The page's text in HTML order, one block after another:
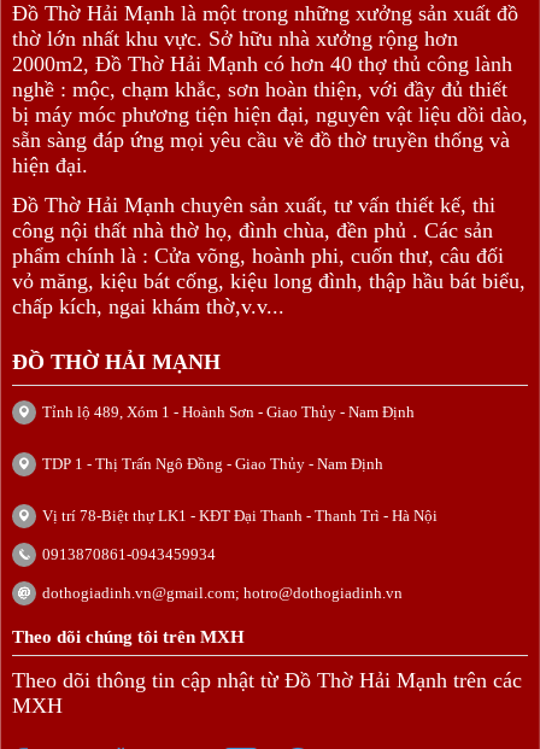
Đồ Thờ Hải Mạnh là một trong những xưởng sản xuất đồ
thờ lớn nhất khu vực. Sở hữu nhà xưởng rộng hơn
2000m2, Đồ Thờ Hải Mạnh có hơn 40 thợ thủ công lành
nghề : mộc, chạm khắc, sơn hoàn thiện, với đầy đủ thiết
bị máy móc phương tiện hiện đại, nguyên vật liệu dồi dào,
sẵn sàng đáp ứng mọi yêu cầu về đồ thờ truyền thống và
hiện đại.
Đồ Thờ Hải Mạnh chuyên sản xuất, tư vấn thiết kế, thi
công nội thất nhà thờ họ, đình chùa, đền phủ . Các sản
phẩm chính là : Cửa võng, hoành phi, cuốn thư, câu đối
vỏ măng, kiệu bát cống, kiệu long đình, thập hầu bát biểu,
chấp kích, ngai khám thờ,v.v...
ĐỒ THỜ HẢI MẠNH
Tỉnh lộ 489, Xóm 1 - Hoành Sơn - Giao Thủy - Nam Định
TDP 1 - Thị Trấn Ngô Đồng - Giao Thủy - Nam Định
Vị trí 78-Biệt thự LK1 - KĐT Đại Thanh - Thanh Trì - Hà Nội
0913870861-0943459934
dothogiadinh.vn@gmail.com; hotro@dothogiadinh.vn
Theo dõi chúng tôi trên MXH
Theo dõi thông tin cập nhật từ Đồ Thờ Hải Mạnh trên các
MXH